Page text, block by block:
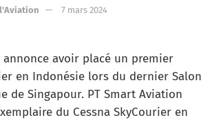
7 mars 2024
annonce avoir placé un premier
en Indonésie lors du dernier Salon
de Singapour. PT Smart Aviation
du Cessna SkyCourier en